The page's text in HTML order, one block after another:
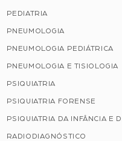
PEDIATRIA
PNEUMOLOGIA
PNEUMOLOGIA PEDIÁTRICA
PNEUMOLOGIA E TISIOLOGIA
PSIQUIATRIA
PSIQUIATRIA FORENSE
PSIQUIATRIA DA INFÂNCIA E
RADIODIAGNÓSTICO